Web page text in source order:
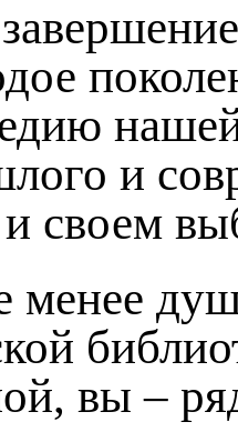
и
и своем
менее
вы –